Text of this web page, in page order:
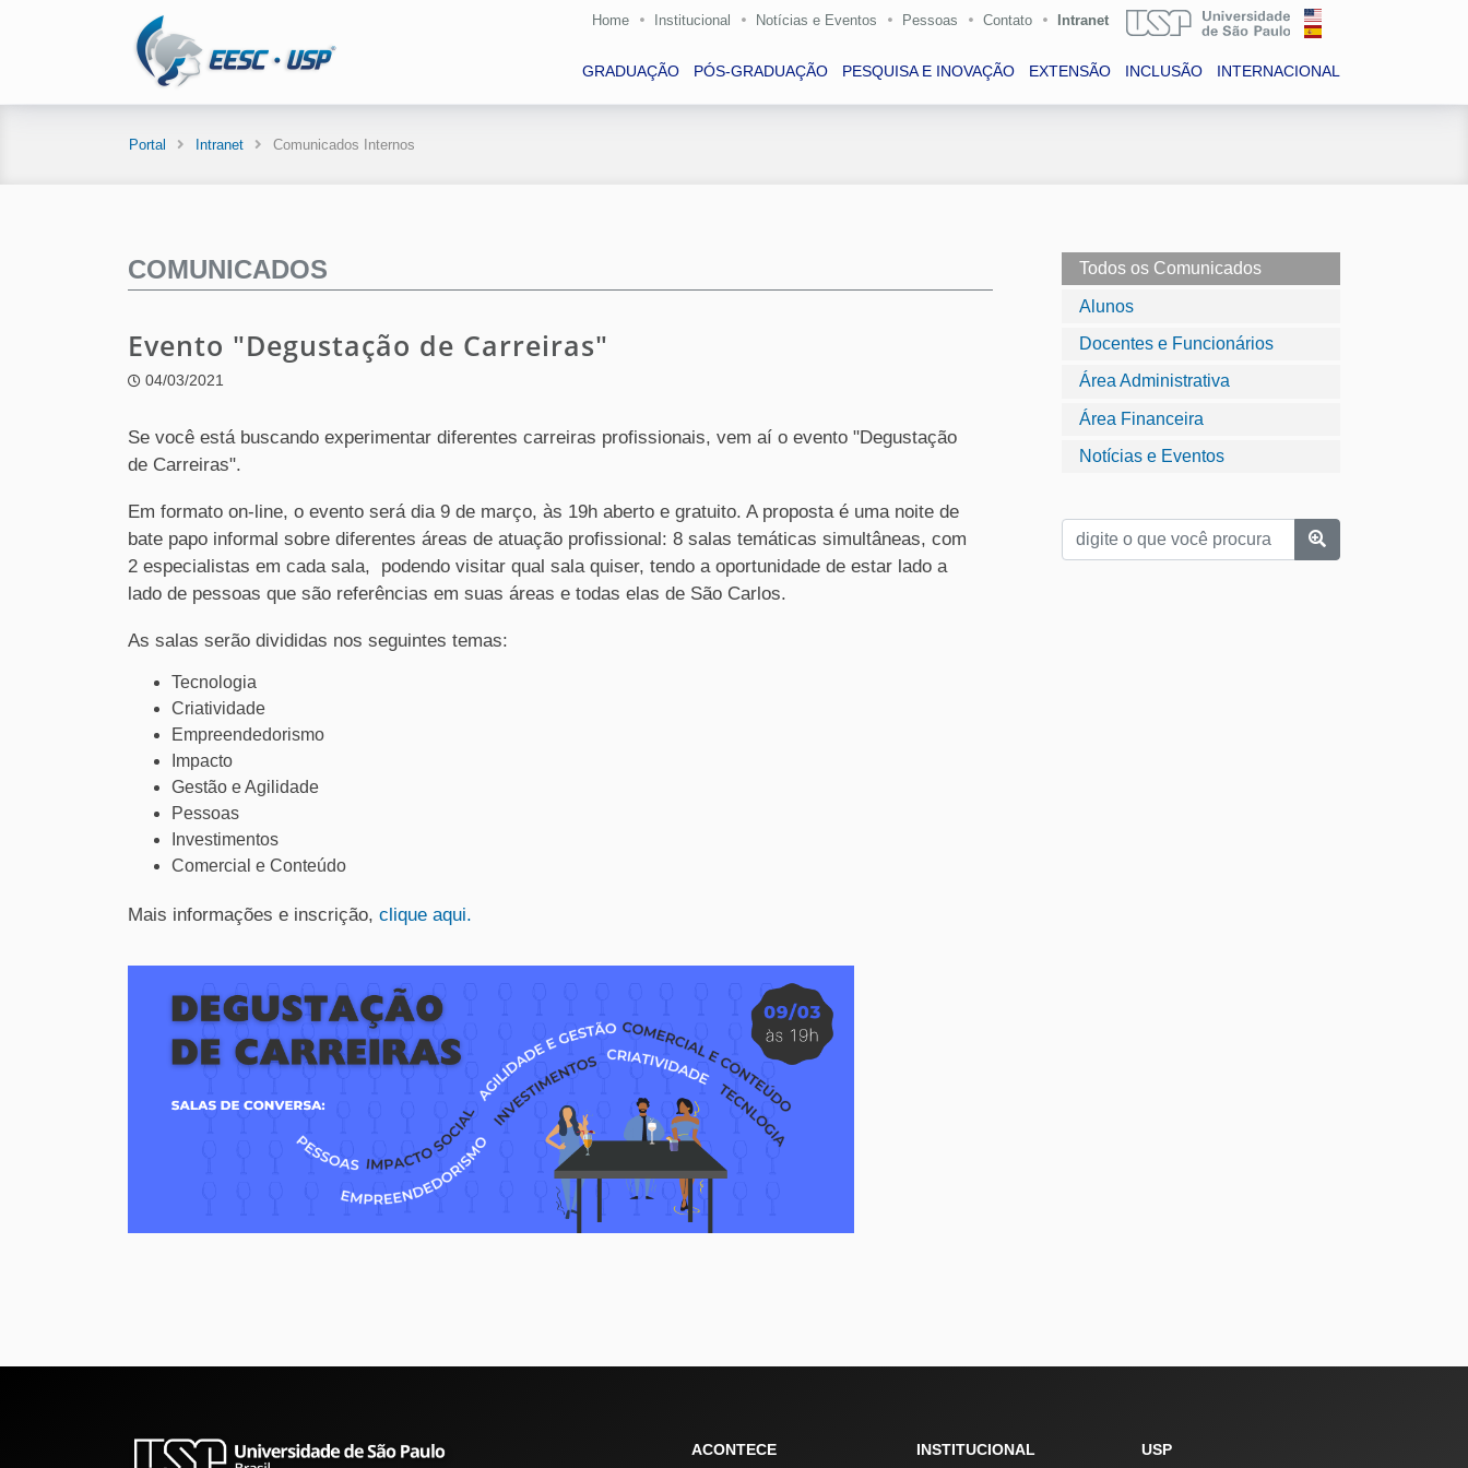
Home Institucional Notícias e Eventos Pessoas Contato Intranet
GRADUAÇÃO PÓS-GRADUAÇÃO PESQUISA E INOVAÇÃO EXTENSÃO INCLUSÃO INTERNACIONAL
Portal Intranet Comunicados Internos
Todos os Comunicados
Alunos
Docentes e Funcionários
Área Administrativa
Área Financeira
Notícias e Eventos
COMUNICADOS
Evento "Degustação de Carreiras"
04/03/2021
Se você está buscando experimentar diferentes carreiras profissionais, vem aí o evento "Degustação
de Carreiras".
Em formato on-line, o evento será dia 9 de março, às 19h aberto e gratuito. A proposta é uma noite de
bate papo informal sobre diferentes áreas de atuação profissional: 8 salas temáticas simultâneas, com
2 especialistas em cada sala, podendo visitar qual sala quiser, tendo a oportunidade de estar lado a
lado de pessoas que são referências em suas áreas e todas elas de São Carlos.
As salas serão divididas nos seguintes temas:
Tecnologia
Criatividade
Empreendedorismo
Impacto
Gestão e Agilidade
Pessoas
Investimentos
Comercial e Conteúdo
Mais informações e inscrição, clique aqui.
ACONTECE INSTITUCIONAL USP